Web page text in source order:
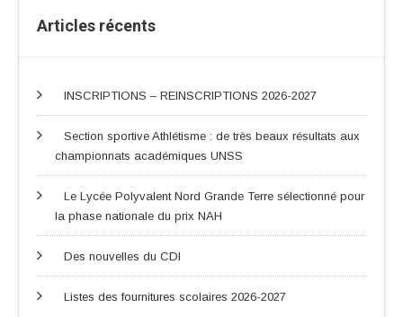
Articles récents
INSCRIPTIONS – REINSCRIPTIONS 2026-2027
Section sportive Athlétisme : de très beaux résultats aux
championnats académiques UNSS
Le Lycée Polyvalent Nord Grande Terre sélectionné pour
la phase nationale du prix NAH
Des nouvelles du CDI
Listes des fournitures scolaires 2026-2027